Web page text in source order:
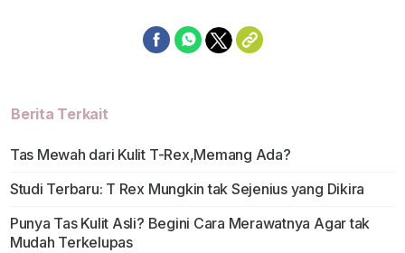
Berita Terkait
Tas Mewah dari Kulit T-Rex,Memang Ada?
Studi Terbaru: T Rex Mungkin tak Sejenius yang Dikira
Punya Tas Kulit Asli? Begini Cara Merawatnya Agar tak
Mudah Terkelupas